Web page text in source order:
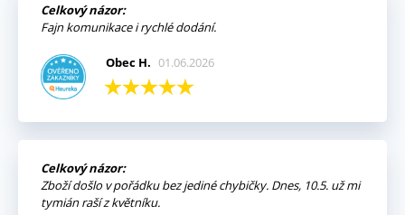
Celkový názor:
Fajn komunikace i rychlé dodání.
Obec H. 01.06.2026
Celkový názor:
Zboží došlo v pořádku bez jediné chybičky. Dnes, 10.5. už mi
tymián raší z květníku.